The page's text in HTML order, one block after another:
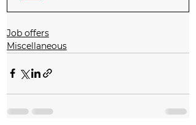
Job offers
Miscellaneous